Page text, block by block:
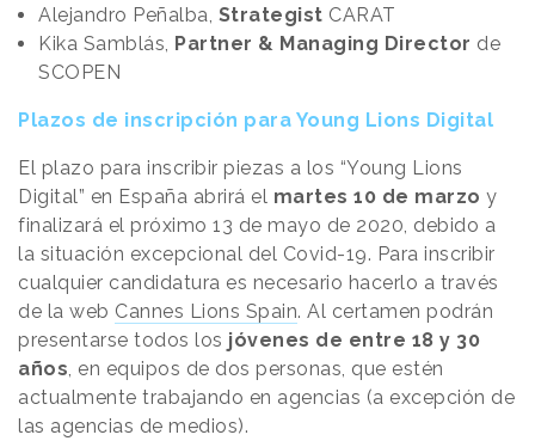
Alejandro Peñalba, Strategist CARAT
Kika Samblás, Partner & Managing Director de
SCOPEN
Plazos de inscripción para Young Lions Digital
El plazo para inscribir piezas a los “Young Lions
Digital” en España abrirá el martes 10 de marzo y
finalizará el próximo 13 de mayo de 2020, debido a
la situación excepcional del Covid-19. Para inscribir
cualquier candidatura es necesario hacerlo a través
de la web Cannes Lions Spain. Al certamen podrán
presentarse todos los jóvenes de entre 18 y 30
años, en equipos de dos personas, que estén
actualmente trabajando en agencias (a excepción de
las agencias de medios).